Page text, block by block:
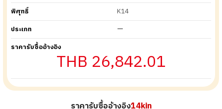
พิศุทธิ์
K14
ประเภท
ー
ราคารับซื้ออ้างอิง
THB 26,842.01